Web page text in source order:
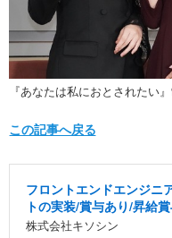
『あなたは私におとされたい
この記事へ戻る
フロントエンドエンジニ
トの実装/賞与あり/昇給
株式会社キソシン